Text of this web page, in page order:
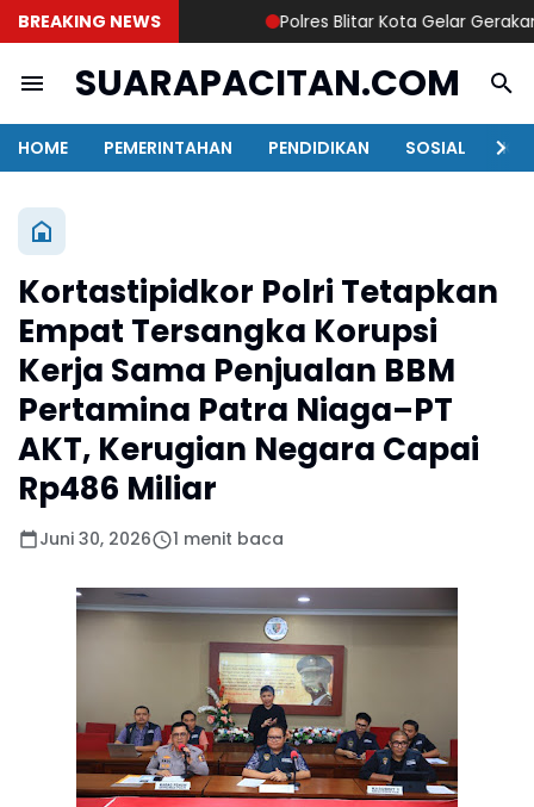
BREAKING NEWS Polres Blitar Kota Gelar Gerakan
SUARAPACITAN.COM
HOME PEMERINTAHAN PENDIDIKAN SOSIAL
Kortastipidkor Polri Tetapkan
Empat Tersangka Korupsi
Kerja Sama Penjualan BBM
Pertamina Patra Niaga–PT
AKT, Kerugian Negara Capai
Rp486 Miliar
Juni 30, 2026 1 menit baca